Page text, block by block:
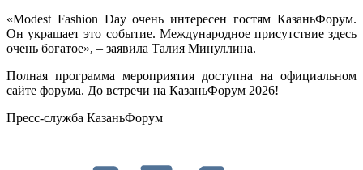
«Modest Fashion Day очень интересен гостям КазаньФорум.
Он украшает это событие. Международное присутствие здесь
очень богатое», – заявила Талия Минуллина.
Полная программа мероприятия доступна на официальном
сайте форума. До встречи на КазаньФорум 2026!
Пресс-служба КазаньФорум